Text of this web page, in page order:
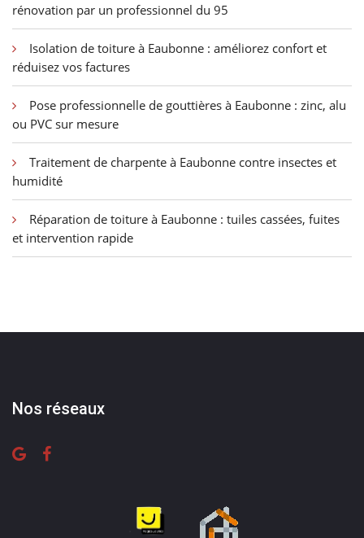
rénovation par un professionnel du 95
Isolation de toiture à Eaubonne : améliorez confort et
réduisez vos factures
Pose professionnelle de gouttières à Eaubonne : zinc, alu
ou PVC sur mesure
Traitement de charpente à Eaubonne contre insectes et
humidité
Réparation de toiture à Eaubonne : tuiles cassées, fuites
et intervention rapide
Nos réseaux